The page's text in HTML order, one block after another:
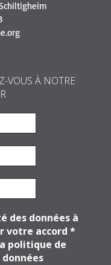
VOUS À NOTRE
des données à
votre accord *
politique de